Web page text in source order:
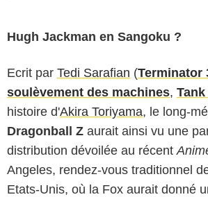
Hugh Jackman en Sangoku ?
Ecrit par Tedi Sarafian (Terminator
soulèvement des machines,
histoire d'Akira Toriyama, le long-
Dragonball Z aurait ainsi vu une
distribution dévoilée au récent
Angeles, rendez-vous traditionnel
Etats-Unis, où la Fox aurait donné